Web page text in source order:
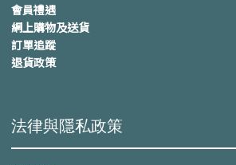
會員禮遇
網上購物及送貨
訂單追蹤
退貨政策
法律與隱私政策